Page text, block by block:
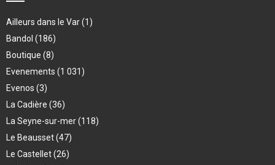
Ailleurs dans le Var(1)
Bandol (186)
Boutique (8)
Evenements (1 031)
Evenos (3)
La Cadière (36)
La Seyne-sur-mer(118)
Le Beausset(47)
Le Castellet(26)